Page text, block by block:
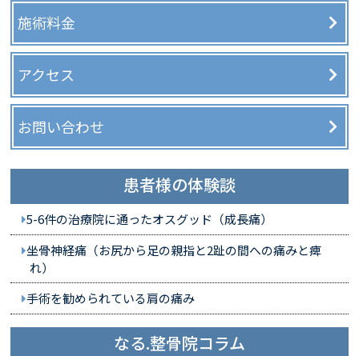
施術料金
アクセス
お問い合わせ
患者様の体験談
5-6件の治療院に通ったオスグッド（成長痛）
坐骨神経痛（お尻から足の親指と2趾の間への痛みと痺
れ）
手術を勧められている肩の痛み
なる.整骨院コラム